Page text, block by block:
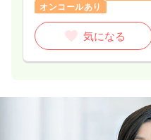
オンコールあり
気になる